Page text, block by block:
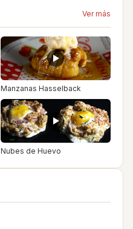
Ver más
Manzanas Hasselback
Nubes de Huevo